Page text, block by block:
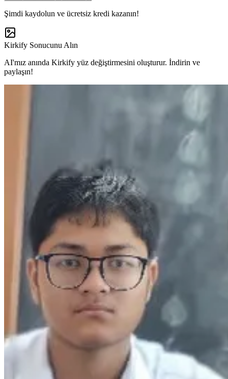
Şimdi kaydolun ve ücretsiz kredi kazanın!
Kirkify Sonucunu Alın
AI'mız anında Kirkify yüz değiştirmesini oluşturur. İndirin ve
paylaşın!